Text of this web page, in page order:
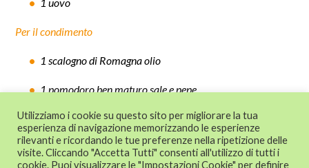
1 uovo
Per il condimento
1 scalogno di Romagna olio
1 pomodoro ben maturo sale e pepe
© 2024 CAT - Centro di Assistenza Tecnica
alle imprese - Confesercenti Emilia
Utilizziamo i cookie su questo sito per migliorare la tua
esperienza di navigazione memorizzando le esperienze
rilevanti e ricordando le tue preferenze nella ripetizione delle
visite. Cliccando "Accetta Tutti" consenti all'utilizzo di tutti i
cookie. Puoi visualizzare le "Impostazioni Cookie" per definire